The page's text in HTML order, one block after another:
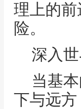
理上的
险。
深入
当基
下与远